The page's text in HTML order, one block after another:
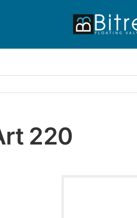
220